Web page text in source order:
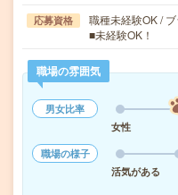
応募資格
職種未経験OK /
■未経験OK！
職場の雰囲気
男女比率
女性
職場の様子
活気がある